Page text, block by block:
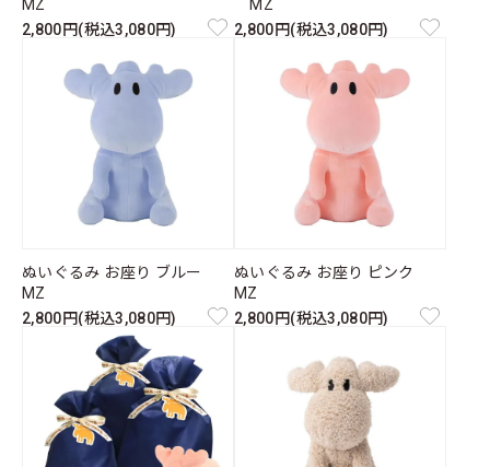
MZ
2,800円(税込3,080円)
MZ
2,800円(税込3,080円)
ぬいぐるみ お座り ブルー
MZ
2,800円(税込3,080円)
ぬいぐるみ お座り ピンク
MZ
2,800円(税込3,080円)